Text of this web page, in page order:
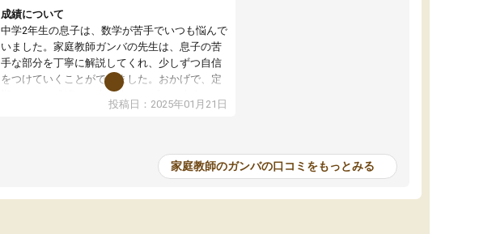
成績について
中学2年生の息子は、数学が苦手でいつも悩んで
いました。家庭教師ガンバの先生は、息子の苦
手な部分を丁寧に解説してくれ、少しずつ自信
をつけていくことができました。おかげで、定
期テストの成績が10点以上アップし、本人もと
投稿日：2025年01月21日
家庭教師のガンバの口コミをもっとみる